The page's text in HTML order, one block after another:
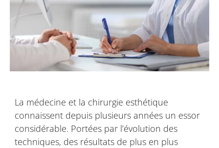
La médecine et la chirurgie esthétique
connaissent depuis plusieurs années un essor
considérable. Portées par l’évolution des
techniques, des résultats de plus en plus